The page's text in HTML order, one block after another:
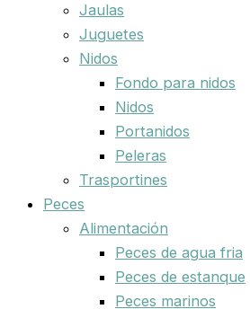
Jaulas
Juguetes
Nidos
Fondo para nidos
Nidos
Portanidos
Peleras
Trasportines
Peces
Alimentación
Peces de agua fria
Peces de estanque
Peces marinos